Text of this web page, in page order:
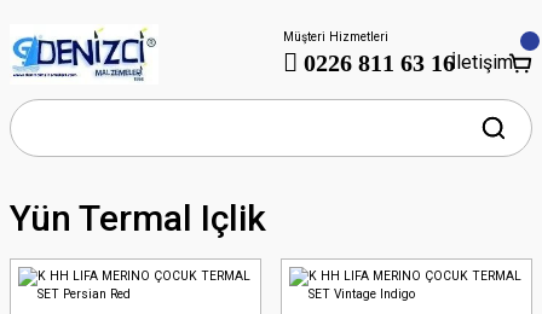
Müşteri Hizmetleri
0226 811 63 16İletişim
Yün Termal Içlik